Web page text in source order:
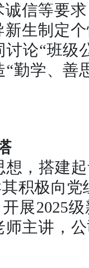
信等要
生制定
论“班级
勤学、善
，搭建
积极向党
展2025
主讲，